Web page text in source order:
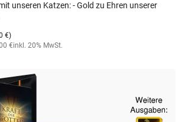
unseren Katzen: - Gold zu Ehren unserer
€)
€inkl. 20% MwSt.